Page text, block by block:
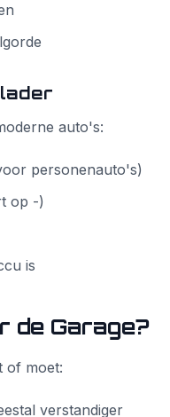
auto's:
personenauto's)
op -)
is
de Garage?
of moet:
verstandiger